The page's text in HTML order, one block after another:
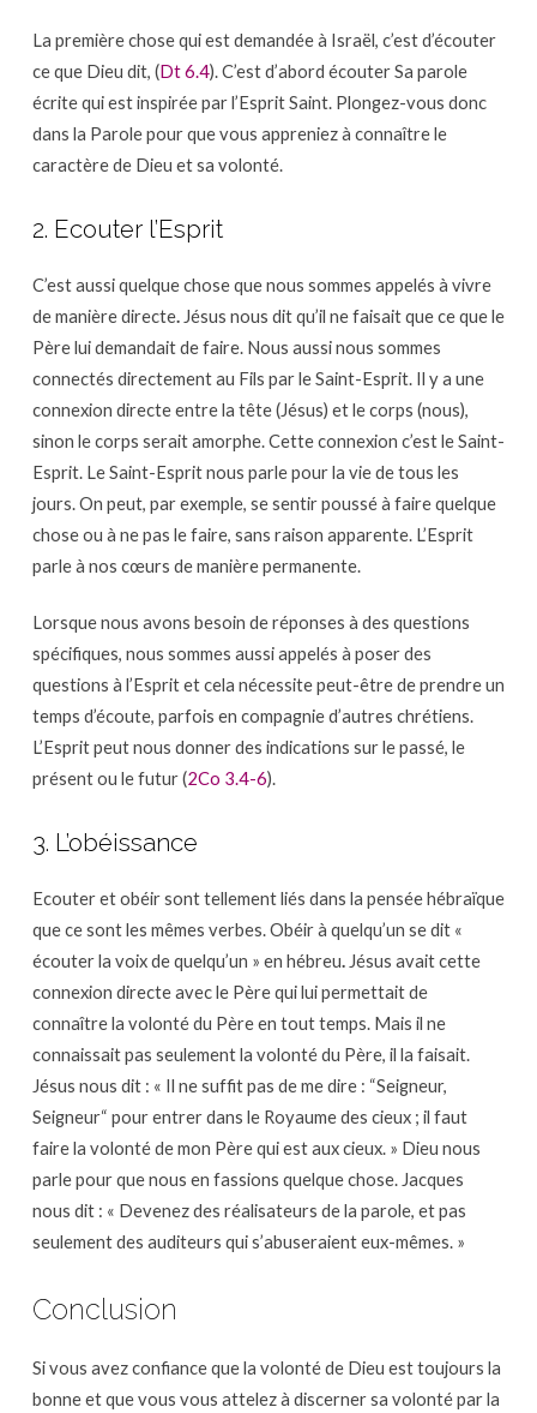
La première chose qui est demandée à Israël, c’est d’écouter
ce que Dieu dit, (Dt 6.4). C’est d’abord écouter Sa parole
écrite qui est inspirée par l’Esprit Saint. Plongez-vous donc
dans la Parole pour que vous appreniez à connaître le
caractère de Dieu et sa volonté.
2. Ecouter l’Esprit
C’est aussi quelque chose que nous sommes appelés à vivre
de manière directe. Jésus nous dit qu’il ne faisait que ce que le
Père lui demandait de faire. Nous aussi nous sommes
connectés directement au Fils par le Saint-Esprit. Il y a une
connexion directe entre la tête (Jésus) et le corps (nous),
sinon le corps serait amorphe. Cette connexion c’est le Saint-
Esprit. Le Saint-Esprit nous parle pour la vie de tous les
jours. On peut, par exemple, se sentir poussé à faire quelque
chose ou à ne pas le faire, sans raison apparente. L’Esprit
parle à nos cœurs de manière permanente.
Lorsque nous avons besoin de réponses à des questions
spécifiques, nous sommes aussi appelés à poser des
questions à l’Esprit et cela nécessite peut-être de prendre un
temps d’écoute, parfois en compagnie d’autres chrétiens.
L’Esprit peut nous donner des indications sur le passé, le
présent ou le futur (2Co 3.4-6).
3. L’obéissance
Ecouter et obéir sont tellement liés dans la pensée hébraïque
que ce sont les mêmes verbes. Obéir à quelqu’un se dit «
écouter la voix de quelqu’un » en hébreu.Jésus avait cette
connexion directe avec le Père qui lui permettait de
connaître la volonté du Père en tout temps. Mais il ne
connaissait pas seulement la volonté du Père, il la faisait.
Jésus nous dit : « Il ne suffit pas de me dire : “Seigneur,
Seigneur“ pour entrer dans le Royaume des cieux ; il faut
faire la volonté de mon Père qui est aux cieux. » Dieu nous
parle pour que nous en fassions quelque chose. Jacques
nous dit : « Devenez des réalisateurs de la parole, et pas
seulement des auditeurs qui s’abuseraient eux-mêmes. »
Conclusion
Si vous avez confiance que la volonté de Dieu est toujours la
bonne et que vous vous attelez à discerner sa volonté par la